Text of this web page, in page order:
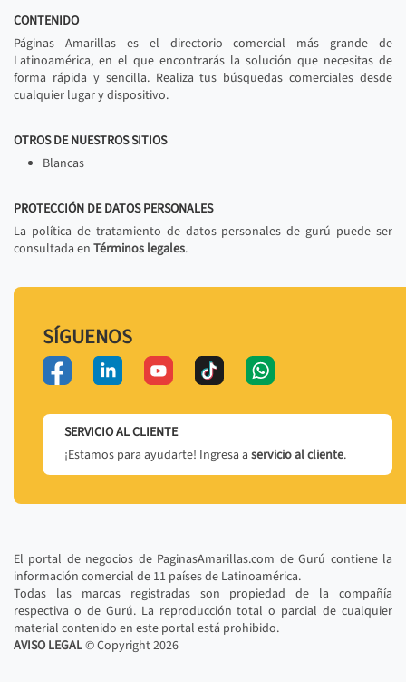
CONTENIDO
Páginas Amarillas es el directorio comercial más grande de
Latinoamérica, en el que encontrarás la solución que necesitas de
forma rápida y sencilla. Realiza tus búsquedas comerciales desde
cualquier lugar y dispositivo.
OTROS DE NUESTROS SITIOS
Blancas
PROTECCIÓN DE DATOS PERSONALES
La política de tratamiento de datos personales de gurú puede ser
consultada en Términos legales.
SÍGUENOS
SERVICIO AL CLIENTE
¡Estamos para ayudarte! Ingresa a servicio al cliente.
El portal de negocios de PaginasAmarillas.com de Gurú contiene la
información comercial de 11 países de Latinoamérica.
Todas las marcas registradas son propiedad de la compañía
respectiva o de Gurú. La reproducción total o parcial de cualquier
material contenido en este portal está prohibido.
AVISO LEGAL© Copyright2026